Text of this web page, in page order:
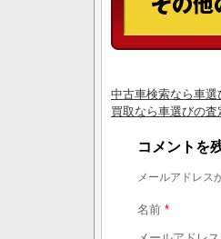
中古車検索なら車選
買取なら車選びの査
コメントを
メールアドレス
名前 *